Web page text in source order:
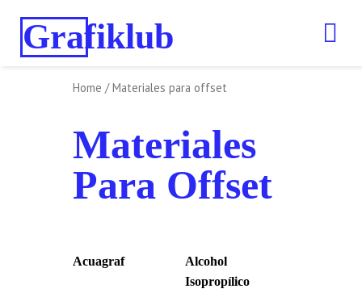
Grafiklub
Home / Materiales para offset
Materiales
Para Offset
Acuagraf
Alcohol
Isopropílico